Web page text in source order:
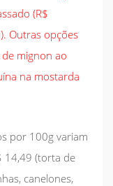
(R$
Outras opções
mignon ao
na mostarda
por 100g variam
14,49 (torta de
canelones,